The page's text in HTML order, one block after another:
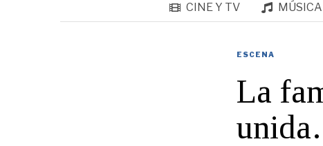
CINE Y TV MÚSICA
ESCENA
La